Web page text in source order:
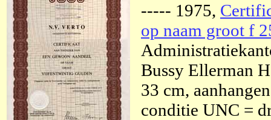
----- 1975,
op naam groot f
Bussy Ellerman
33 cm,
conditie UNC =